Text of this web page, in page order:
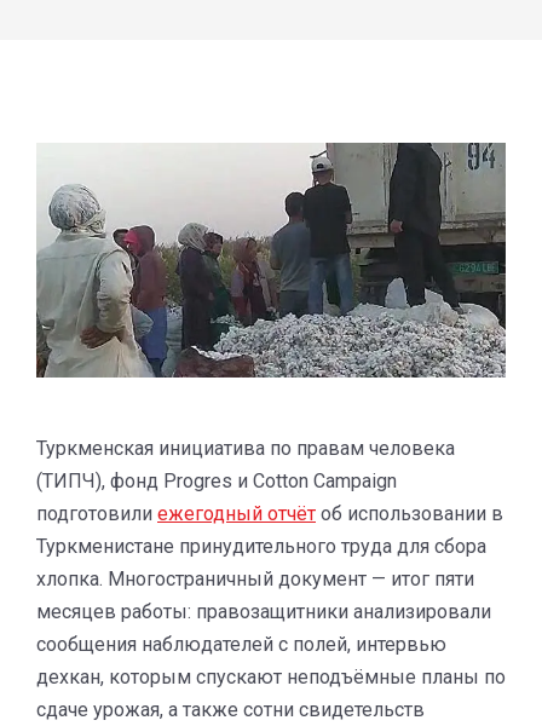
Туркменская инициатива по правам человека
(ТИПЧ), фонд Progres и Cotton Campaign
подготовили ежегодный отчёт об использовании в
Туркменистане принудительного труда для сбора
хлопка. Многостраничный документ — итог пяти
месяцев работы: правозащитники анализировали
сообщения наблюдателей с полей, интервью
дехкан, которым спускают неподъёмные планы по
сдаче урожая, а также сотни свидетельств